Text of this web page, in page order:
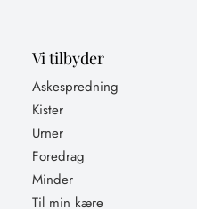
Vi tilbyder
Askespredning
Kister
Urner
Foredrag
Minder
Til min kære